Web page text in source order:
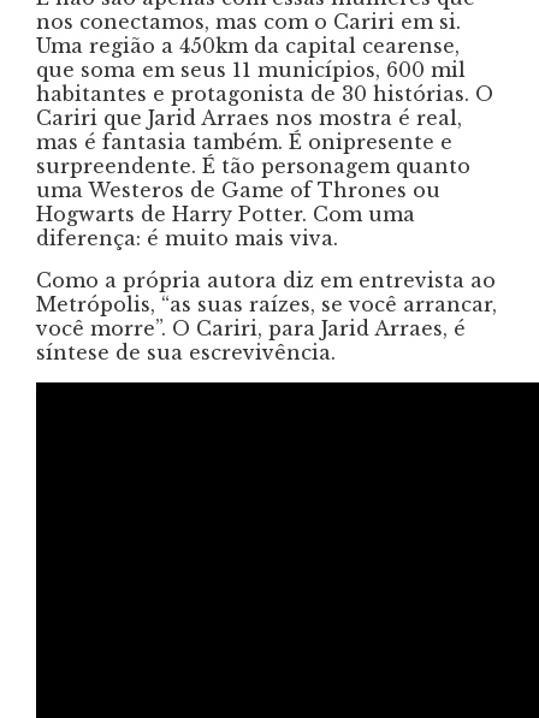
nos conectamos, mas com o Cariri em si.
Uma região a 450km da capital cearense,
que soma em seus 11 municípios, 600 mil
habitantes e protagonista de 30 histórias. O
Cariri que Jarid Arraes nos mostra é real,
mas é fantasia também. É onipresente e
surpreendente. É tão personagem quanto
uma Westeros de Game of Thrones ou
Hogwarts de Harry Potter. Com uma
diferença: é muito mais viva.
Como a própria autora diz em entrevista ao
Metrópolis, “as suas raízes, se você arrancar,
você morre”. O Cariri, para Jarid Arraes, é
síntese de sua escrevivência.